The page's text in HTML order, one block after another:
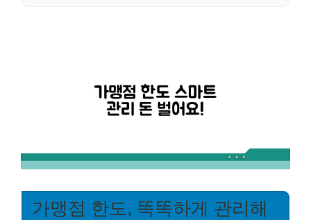
가맹점 한도, 똑똑하게 관리해